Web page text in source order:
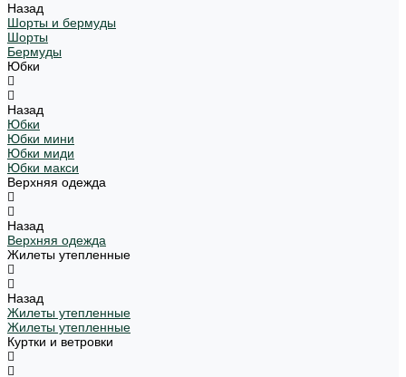
Назад
Шорты и бермуды
Шорты
Бермуды
Юбки
Назад
Юбки
Юбки мини
Юбки миди
Юбки макси
Верхняя одежда
Назад
Верхняя одежда
Жилеты утепленные
Назад
Жилеты утепленные
Жилеты утепленные
Куртки и ветровки